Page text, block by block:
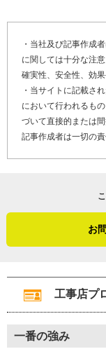
最後に「やねいろ
装、屋上防水の劣
ォームや屋根修理
「お客さまとは色
見に伺います。お
ベストカラーマツ
宅」へ塗り替えを
・当社及び記事作成
に関しては十分な注
確実性、安全性、効
・当サイトに記載さ
において行われるも
づいて直接的または
記事作成者は一切の責
お
工事店プ
一番の強み